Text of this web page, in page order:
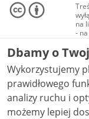
na
-
Dbamy o
Wykorzystujemy
prawidłowego
analizy ruchu i
możemy lepiej